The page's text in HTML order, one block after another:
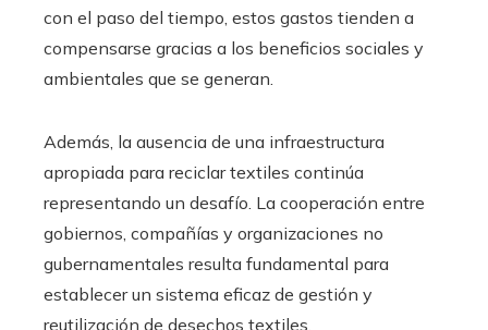
con el paso del tiempo, estos gastos tienden a
compensarse gracias a los beneficios sociales y
ambientales que se generan.
Además, la ausencia de una infraestructura
apropiada para reciclar textiles continúa
representando un desafío. La cooperación entre
gobiernos, compañías y organizaciones no
gubernamentales resulta fundamental para
establecer un sistema eficaz de gestión y
reutilización de desechos textiles.